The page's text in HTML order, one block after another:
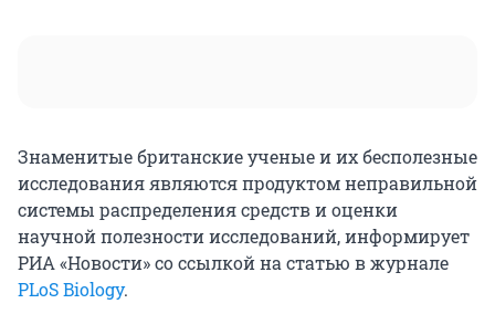
Знаменитые британские ученые и их бесполезные
исследования являются продуктом неправильной
системы распределения средств и оценки
научной полезности исследований, информирует
РИА «Новости» со ссылкой на статью в журнале
PLoS Biology.